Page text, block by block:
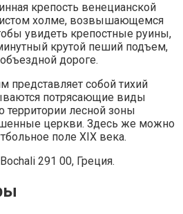
крепость венецианской
холме, возвышающемся
увидеть крепостные руины,
крутой пеший подъем,
дороге.
представляет собой тихий
потрясающие виды
территории лесной зоны
церкви. Здесь же можно
поле XIX века.
291 00, Греция.